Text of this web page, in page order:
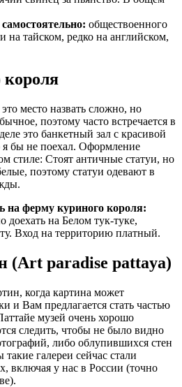
обществоенного
на тайском, редко на английском,
место назвать сложно, но
поэтому часто встречается в
это банкетный зал с красивой
бы не поехал. Оформление
стиле: Стоят античные статуи, но
поэтому статуи одевают в
на ферму куриного короля:
доехать на Белом тук-туке,
Вход на территорию платный.
(Art paradise pattaya)
когда картина может
и Вам предлагается стать частью
музей очень хорошо
следить, чтобы не было видно
либо облупившихся стен
галереи сейчас стали
включая у нас в России (точно